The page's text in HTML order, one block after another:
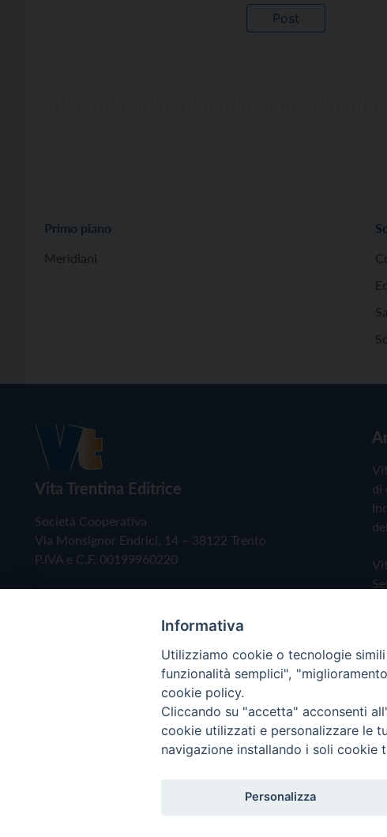
Primo piano
Meridiani
Vita Trentina Editrice
Società Cooperativa
Via Monsignor Endrici, 14 – 38122 Trento
P.IVA e C.F. 00199960220
di
Copyright © 2019 - Tutti i diritti riservati - Vita
Informativa
Utilizziamo cookie o tecnologie
funzionalità semplici",
cookie policy.
Cliccando su "accetta" acconsenti
cookie utilizzati e personalizzare le
navigazione installando i soli cookie
Personalizza